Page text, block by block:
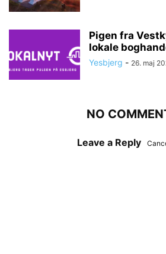
Pigen fra
lokale
Yesbjerg - 26. maj
NO
Leave a Reply